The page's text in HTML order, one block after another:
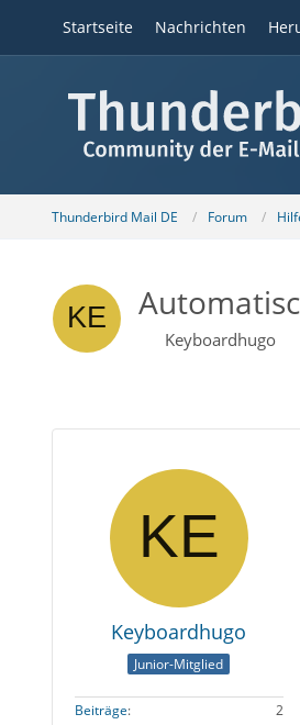
Startseite Nachrichten
Thunderbird Mail DE Forum
Keyboardhugo
Keyboardhugo
Junior-Mitglied
Beiträge
2